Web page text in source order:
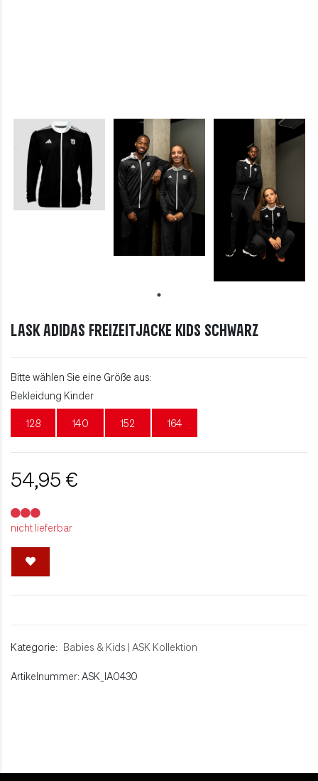
LASK adidas Freizeitjacke Kids schwarz
Bitte wählen Sie eine Größe aus:
Bekleidung Kinder
128 140 152 164
54,95 €
nicht lieferbar
Kategorie: Babies & Kids | ASK Kollektion
Artikelnummer: ASK_IA0430